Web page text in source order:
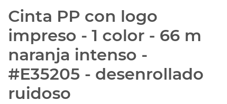
Cinta PP con logo
impreso - 1 color - 66 m
naranja intenso -
#E35205 - desenrollado
ruidoso